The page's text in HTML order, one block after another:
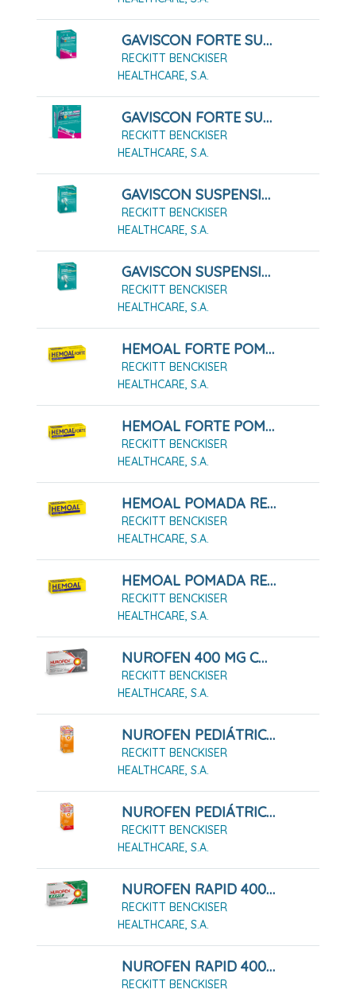
GAVISCON FORTE SUSPENSION ORAL 24 SOBRES
RECKITT BENCKISER
HEALTHCARE, S.A.
GAVISCON FORTE SUSPENSIÓN ORAL EN SOBRES SABOR FRUTOS DEL BOSQUE 24 SOBRES
RECKITT BENCKISER
HEALTHCARE, S.A.
GAVISCON SUSPENSIÓN ORAL EN SOBRES SABOR MENTA, 12 Sobres
RECKITT BENCKISER
HEALTHCARE, S.A.
GAVISCON SUSPENSIÓN ORAL EN SOBRES SABOR MENTA, 24 Sobres
RECKITT BENCKISER
HEALTHCARE, S.A.
HEMOAL FORTE POMADA RECTAL 30 G
RECKITT BENCKISER
HEALTHCARE, S.A.
HEMOAL FORTE POMADA RECTAL 50 G
RECKITT BENCKISER
HEALTHCARE, S.A.
HEMOAL POMADA RECTAL 30G
RECKITT BENCKISER
HEALTHCARE, S.A.
HEMOAL POMADA RECTAL 50G
RECKITT BENCKISER
HEALTHCARE, S.A.
NUROFEN 400 MG COMPRIMIDOS RECUBIERTOS, 12 COMPRIMIDOS
RECKITT BENCKISER
HEALTHCARE, S.A.
NUROFEN PEDIÁTRICO 20 MG/ML SUSPENSIÓN ORAL 200 ML NARANJA
RECKITT BENCKISER
HEALTHCARE, S.A.
NUROFEN PEDIÁTRICO 40 MG/ML SUSPENSIÓN ORAL 150 ML FRESA
RECKITT BENCKISER
HEALTHCARE, S.A.
NUROFEN RAPID 400 MG CÁPSULAS BLANDAS, 10 CÁPSULAS
RECKITT BENCKISER
HEALTHCARE, S.A.
NUROFEN RAPID 400 MG CÁPSULAS BLANDAS, 20 CÁPSULAS
RECKITT BENCKISER